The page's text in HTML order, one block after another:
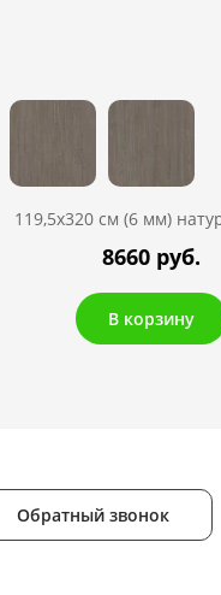
119,5х320 см (6 мм)
8660 руб.
В корзину
Обратный звонок